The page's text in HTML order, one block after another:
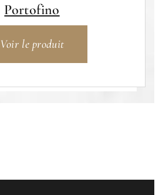
Portofino
Voir le produit